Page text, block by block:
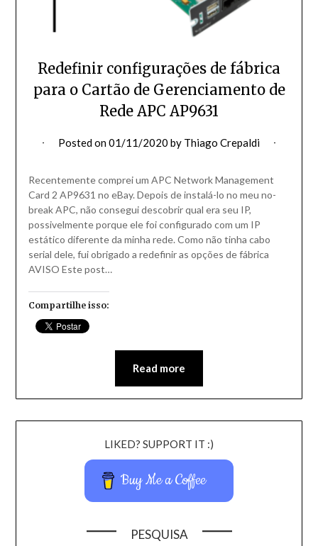
Redefinir configurações de fábrica
para o Cartão de Gerenciamento de
Rede APC AP9631
Posted on01/11/2020 by Thiago Crepaldi
Recentemente comprei um APC Network Management
Card 2 AP9631 no eBay. Depois de instalá-lo no meu no-
break APC, não consegui descobrir qual era seu IP,
possivelmente porque ele foi configurado com um IP
estático diferente da minha rede. Como não tinha cabo
serial dele, fui obrigado a redefinir as opções de fábrica
AVISO Este post…
Compartilhe isso:
Read more
LIKED? SUPPORT IT :)
Buy Me a Coffee
PESQUISA